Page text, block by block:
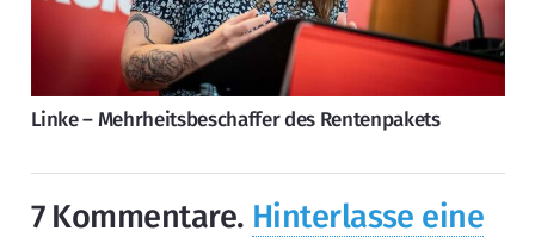
Linke – Mehrheitsbeschaffer des Rentenpakets
7 Kommentare. Hinterlasse eine